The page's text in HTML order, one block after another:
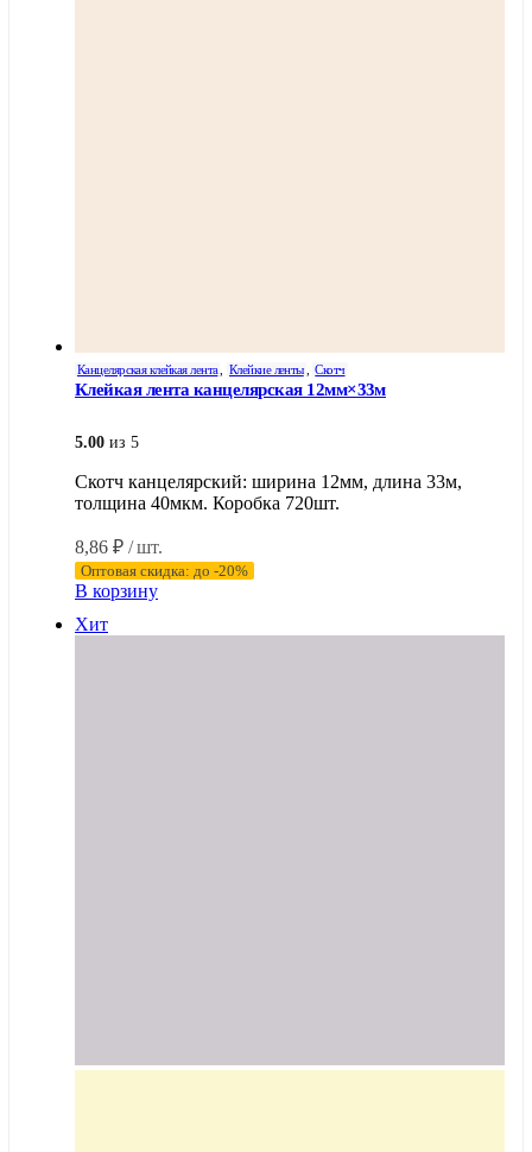
Канцелярская клейкая лента, Клейкие ленты, Скотч
Клейкая лента канцелярская 12мм×33м
5.00 из 5
Скотч канцелярский: ширина 12мм, длина 33м,
толщина 40мкм. Коробка 720шт.
8,86 ₽ / шт.
Оптовая скидка: до -20%
В корзину
Хит